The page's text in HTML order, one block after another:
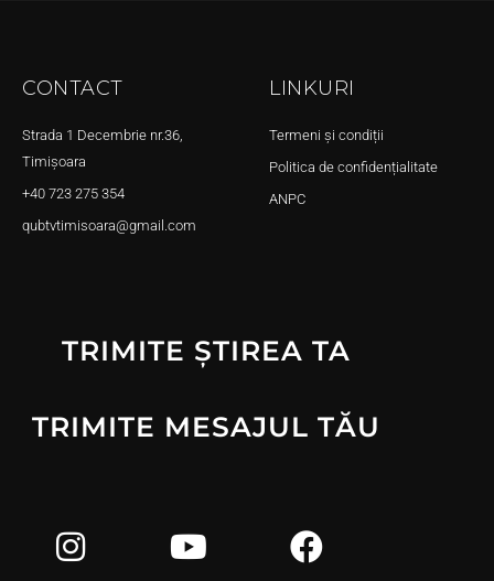
CONTACT
Strada 1 Decembrie nr.36,
Timișoara
+40 723 275 354
qubtvtimisoara@gmail.com
LINKURI
Termeni și condiții
Politica de confidențialitate
ANPC
TRIMITE ȘTIREA TA
TRIMITE MESAJUL TĂU